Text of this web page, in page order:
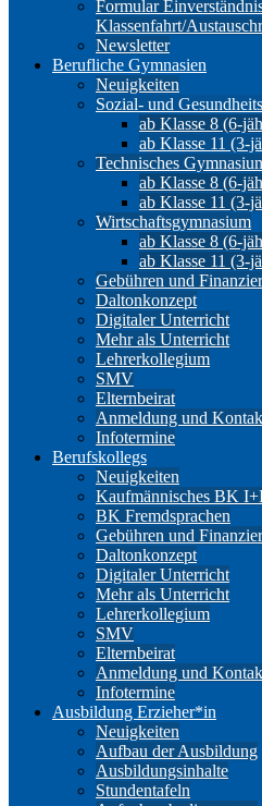
Formular
Klassenfahrt/
Newsletter
Berufliche Gymnasien
Neuigkeiten
Sozial- und
ab Klasse 8 (6-
ab Klasse 11 (3-
Technisches
ab Klasse 8 (6-
ab Klasse 11 (3-
Wirtschaftsgymnasium
ab Klasse 8 (6-
ab Klasse 11 (3-
Gebühren und
Daltonkonzept
Digitaler Unterricht
Mehr als Unterricht
Lehrerkollegium
SMV
Elternbeirat
Anmeldung und
Infotermine
Berufskollegs
Neuigkeiten
Kaufmännisches BK
BK Fremdsprachen
Gebühren und
Daltonkonzept
Digitaler Unterricht
Mehr als Unterricht
Lehrerkollegium
SMV
Elternbeirat
Anmeldung und
Infotermine
Ausbildung Erzieher*in
Neuigkeiten
Aufbau der Ausbildung
Ausbildungsinhalte
Stundentafeln